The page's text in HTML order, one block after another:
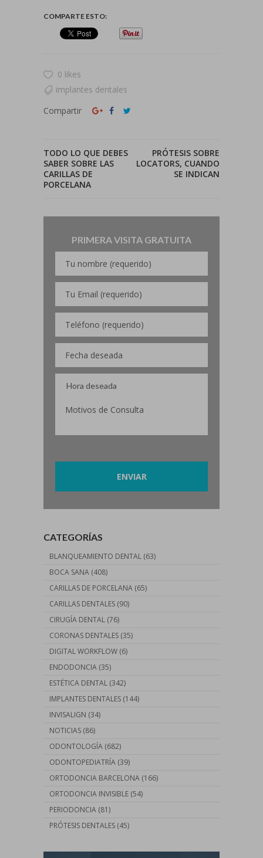
COMPARTE ESTO:
0 likes
implantes dentales
Compartir
TODO LO QUE DEBES
SABER SOBRE LAS
CARILLAS DE
PORCELANA
PRÓTESIS SOBRE
LOCATORS, CUANDO
SE INDICAN
PRIMERA VISITA GRATUITA
CATEGORÍAS
BLANQUEAMIENTO DENTAL (63)
BOCA SANA (408)
CARILLAS DE PORCELANA (65)
CARILLAS DENTALES (90)
CIRUGÍA DENTAL (76)
CORONAS DENTALES (35)
DIGITAL WORKFLOW (6)
ENDODONCIA (35)
ESTÉTICA DENTAL (342)
IMPLANTES DENTALES (144)
INVISALIGN (34)
NOTICIAS (86)
ODONTOLOGÍA (682)
ODONTOPEDIATRÍA (39)
ORTODONCIA BARCELONA (166)
ORTODONCIA INVISIBLE (54)
PERIODONCIA (81)
PRÓTESIS DENTALES (45)